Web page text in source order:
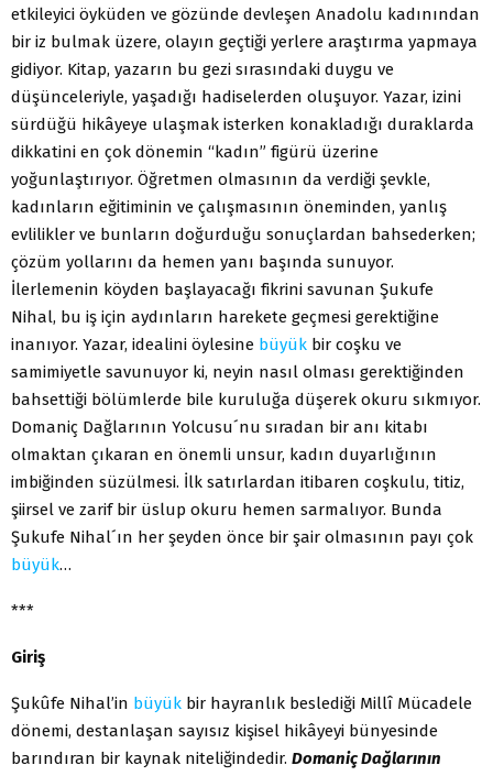
etkileyici öyküden ve gözünde devleşen Anadolu kadınından
bir iz bulmak üzere, olayın geçtiği yerlere araştırma yapmaya
gidiyor. Kitap, yazarın bu gezi sırasındaki duygu ve
düşünceleriyle, yaşadığı hadiselerden oluşuyor. Yazar, izini
sürdüğü hikâyeye ulaşmak isterken konakladığı duraklarda
dikkatini en çok dönemin “kadın” figürü üzerine
yoğunlaştırıyor. Öğretmen olmasının da verdiği şevkle,
kadınların eğitiminin ve çalışmasının öneminden, yanlış
evlilikler ve bunların doğurduğu sonuçlardan bahsederken;
çözüm yollarını da hemen yanı başında sunuyor.
İlerlemenin köyden başlayacağı fikrini savunan Şukufe
Nihal, bu iş için aydınların harekete geçmesi gerektiğine
inanıyor. Yazar, idealini öylesine büyük bir coşku ve
samimiyetle savunuyor ki, neyin nasıl olması gerektiğinden
bahsettiği bölümlerde bile kuruluğa düşerek okuru sıkmıyor.
Domaniç Dağlarının Yolcusu´nu sıradan bir anı kitabı
olmaktan çıkaran en önemli unsur, kadın duyarlığının
imbiğinden süzülmesi. İlk satırlardan itibaren coşkulu, titiz,
şiirsel ve zarif bir üslup okuru hemen sarmalıyor. Bunda
Şukufe Nihal´ın her şeyden önce bir şair olmasının payı çok
büyük…
***
Giriş
Şukûfe Nihal’in büyük bir hayranlık beslediği Millî Mücadele
dönemi, destanlaşan sayısız kişisel hikâyeyi bünyesinde
barındıran bir kaynak niteliğindedir. Domaniç Dağlarının